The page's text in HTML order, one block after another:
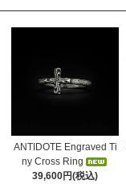
ANTIDOTE Engraved Ti
ny Cross Ring
39,600円(税込)